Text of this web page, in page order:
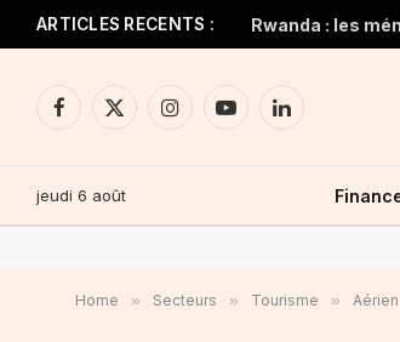
ARTICLES RECENTS : Rwanda : les
Facebook
X
InstagramYouTubeLinkedIn
jeudi 6 août
Home » Secteurs » Tourisme » Aérien